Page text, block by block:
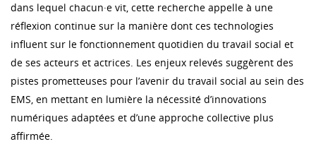
dans lequel chacun·e vit, cette recherche appelle à une
réflexion continue sur la manière dont ces technologies
influent sur le fonctionnement quotidien du travail social et
de ses acteurs et actrices. Les enjeux relevés suggèrent des
pistes prometteuses pour l’avenir du travail social au sein des
EMS, en mettant en lumière la nécessité d’innovations
numériques adaptées et d’une approche collective plus
affirmée.